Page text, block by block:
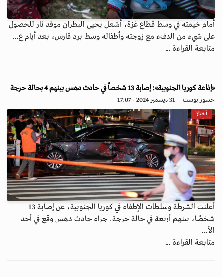
أمام خيمته في وسط قطاع غزة، أشعل يحيى البطران موقد نار للحصول
على شيء من الدفء مع زوجته وأطفاله وسط برد قارس، بعد أيام ع...
متابعة القراءة ...
«إذاعة كوريا الجنوبية»: إصابة 13 شخصاً في حادث دهس بينهم 4 بحالة حرجة
جسور بوست 31 ديسمبر 2024 - 17:07
أخبار
أعلنت الشرطة وسلطات الإطفاء في كوريا الجنوبية، عن إصابة 13
شخصًا، بينهم أربعة في حالة حرجة، جراء حادث دهس وقع في أحد
الأ...
متابعة القراءة ...